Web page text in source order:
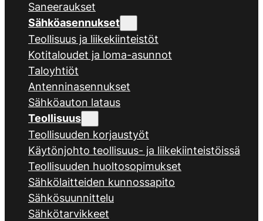
Saneeraukset
Sähköasennukset
Teollisuus ja liikekiinteistöt
Kotitaloudet ja loma-asunnot
Taloyhtiöt
Antenninasennukset
Sähköauton lataus
Teollisuus
Teollisuuden korjaustyöt
Käytönjohto teollisuus- ja liikekiinteistöissä
Teollisuuden huoltosopimukset
Sähkölaitteiden kunnossapito
Sähkösuunnittelu
Sähkötarvikkeet